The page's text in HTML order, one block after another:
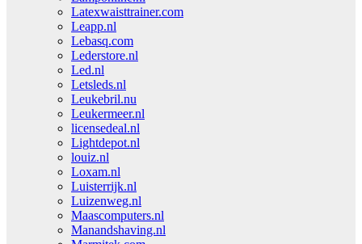
Latexwaisttrainer.com
Leapp.nl
Lebasq.com
Lederstore.nl
Led.nl
Letsleds.nl
Leukebril.nu
Leukermeer.nl
licensedeal.nl
Lightdepot.nl
louiz.nl
Loxam.nl
Luisterrijk.nl
Luizenweg.nl
Maascomputers.nl
Manandshaving.nl